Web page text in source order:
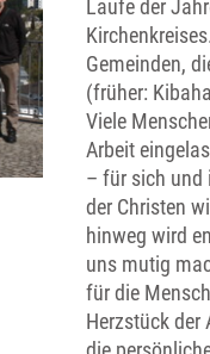
Laufe der
Gemeinden,
(früher:
Viele
Arbeit
– für sich und
der Christen
hinweg wird
uns mutig
für die
Herzstück der